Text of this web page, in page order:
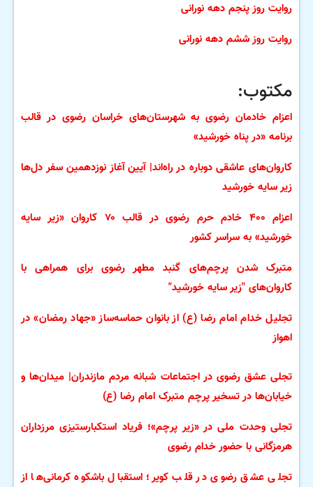
روایت روز پنجم دهه نورانی
روایت روز ششم دهه نورانی
مکتوب:
اعزام خادمان رضوی به شهرستان‌های خراسان رضوی در قالب
برنامه «در پناه خورشید»
کاروان‌های عاشقی دوباره در راه‌اند| آیین آغاز نوزدهمین سفر دل‌ها
زیر سایه خورشید
اعزام ۴۰۰ خادم حرم رضوی در قالب ۷۰ کاروان «زیر سایه
خورشید» به سراسر کشور
متبرک شدن پرچم‌های گنبد مطهر رضوی برای همراهی با
کاروان‌های "زیر سایه خورشید"
تجلیل خدام امام رضا (ع) از بانوان حماسه‌ساز «جهاد رمضان» در
اهواز
تجلی عشق رضوی در اجتماعات شبانه مردم مازندران| میدان‌ها و
خیابان‌ها در تسخیر پرچم متبرک امام رضا (ع)
تجلی وحدت ملی در «زیر پرچم»؛ فریاد استکبارستیزی مرزداران
هرمزگانی با حضور خدام رضوی
تجلی عشق رضوی در قلب کویر؛ استقبال باشکوه کرمانی‌ها از